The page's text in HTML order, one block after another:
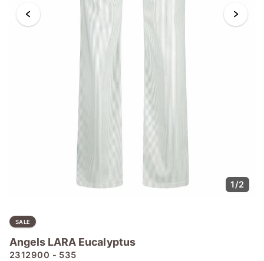
1/2
SALE
Angels LARA Eucalyptus
2312900 - 535